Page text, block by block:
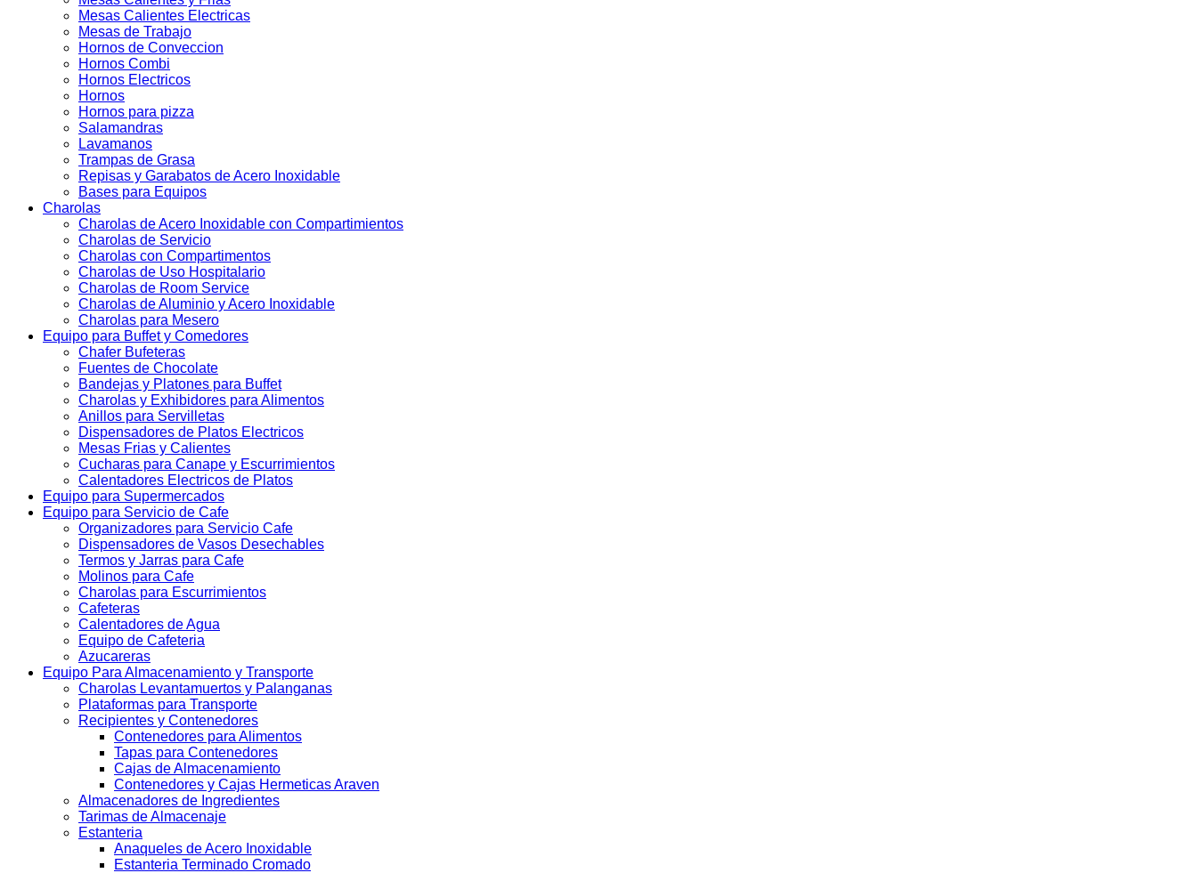
Mesas Calientes Electricas
Mesas de Trabajo
Hornos de Conveccion
Hornos Combi
Hornos Electricos
Hornos
Hornos para pizza
Salamandras
Lavamanos
Trampas de Grasa
Repisas y Garabatos de Acero Inoxidable
Bases para Equipos
Charolas
Charolas de Acero Inoxidable con Compartimientos
Charolas de Servicio
Charolas con Compartimentos
Charolas de Uso Hospitalario
Charolas de Room Service
Charolas de Aluminio y Acero Inoxidable
Charolas para Mesero
Equipo para Buffet y Comedores
Chafer Bufeteras
Fuentes de Chocolate
Bandejas y Platones para Buffet
Charolas y Exhibidores para Alimentos
Anillos para Servilletas
Dispensadores de Platos Electricos
Mesas Frias y Calientes
Cucharas para Canape y Escurrimientos
Calentadores Electricos de Platos
Equipo para Supermercados
Equipo para Servicio de Cafe
Organizadores para Servicio Cafe
Dispensadores de Vasos Desechables
Termos y Jarras para Cafe
Molinos para Cafe
Charolas para Escurrimientos
Cafeteras
Calentadores de Agua
Equipo de Cafeteria
Azucareras
Equipo Para Almacenamiento y Transporte
Charolas Levantamuertos y Palanganas
Plataformas para Transporte
Recipientes y Contenedores
Contenedores para Alimentos
Tapas para Contenedores
Cajas de Almacenamiento
Contenedores y Cajas Hermeticas Araven
Almacenadores de Ingredientes
Tarimas de Almacenaje
Estanteria
Anaqueles de Acero Inoxidable
Estanteria Terminado Cromado